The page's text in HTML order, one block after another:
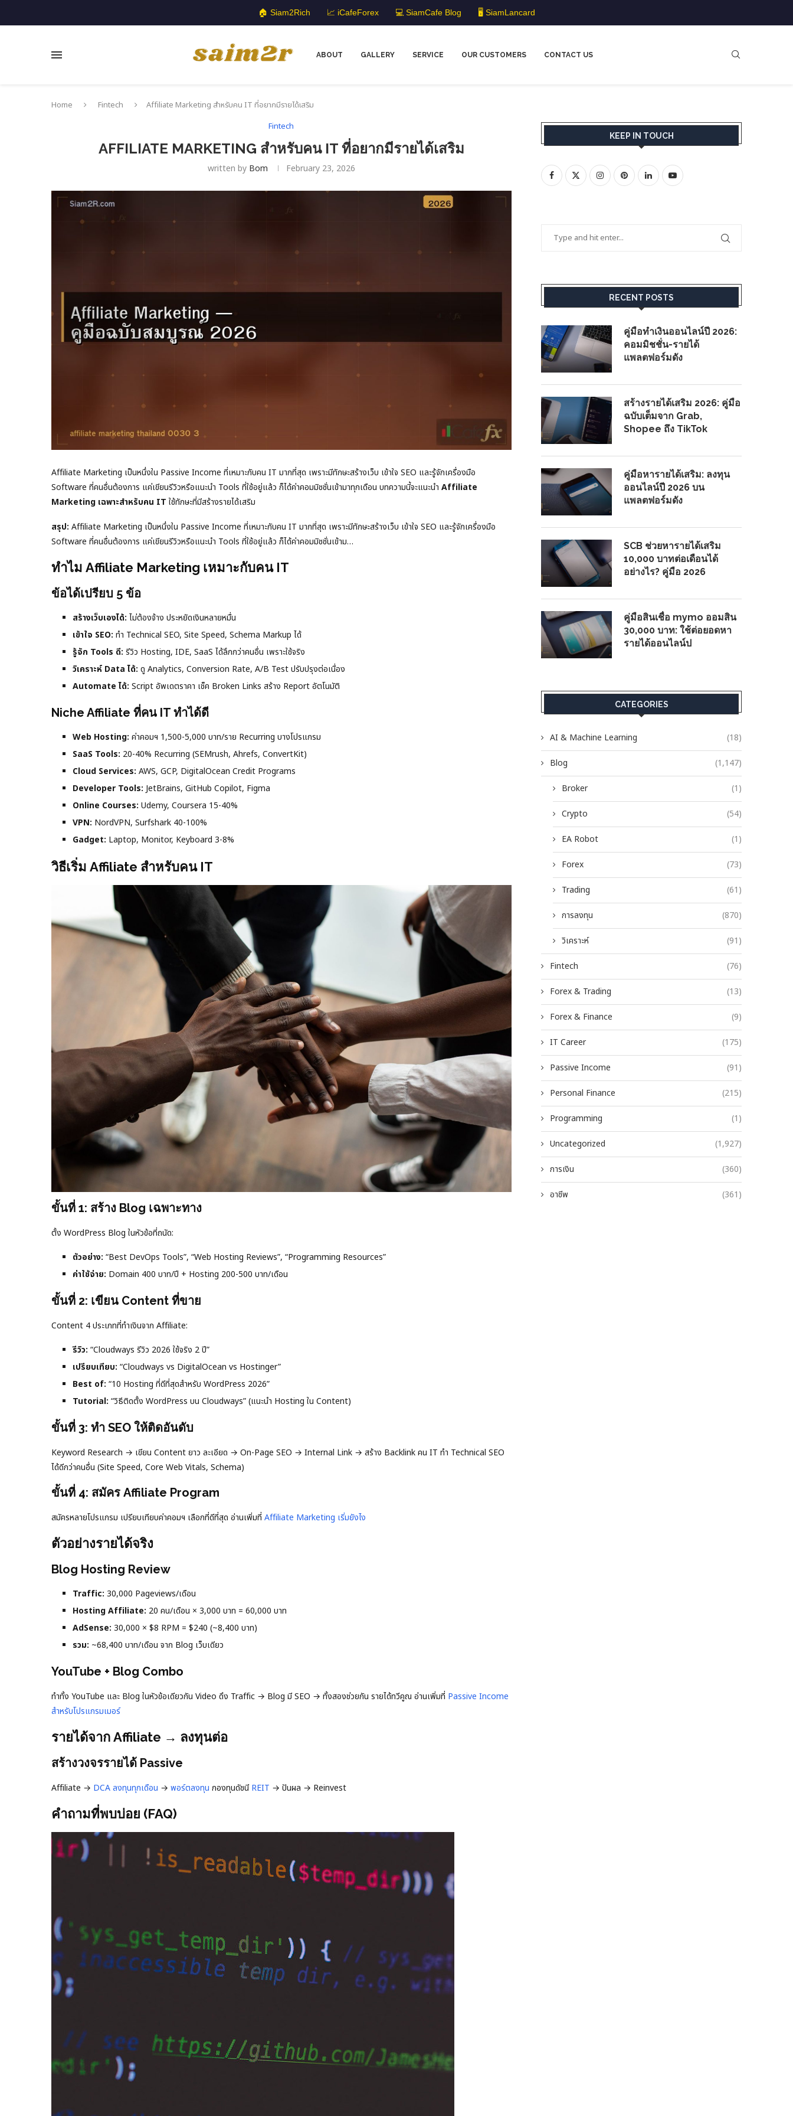
🏠 Siam2Rich 📈 iCafeForex 💻 SiamCafe Blog 🖥️ SiamLancard
ABOUT GALLERY SERVICE OUR CUSTOMERS CONTACT US
Home Fintech
Affiliate Marketing สำหรับคน IT ที่อยากมีรายได้เสริม
Fintech
AFFILIATE MARKETING สำหรับคน IT ที่อยากมีรายได้เสริม
written by Bom February 23, 2026
Affiliate Marketing เป็นหนึ่งใน Passive Income ที่เหมาะกับคน IT มากที่สุด เพราะมีทักษะสร้างเว็บ เข้าใจ SEO และรู้จักเครื่องมือ
Software ที่คนอื่นต้องการ แค่เขียนรีวิวหรือแนะนำ Tools ที่ใช้อยู่แล้ว ก็ได้ค่าคอมมิชชั่นเข้ามาทุกเดือน บทความนี้จะแนะนำ Affiliate
Marketing เฉพาะสำหรับคน ITใช้ทักษะที่มีสร้างรายได้เสริม
สรุป: Affiliate Marketing เป็นหนึ่งใน Passive Income ที่เหมาะกับคน IT มากที่สุด เพราะมีทักษะสร้างเว็บ เข้าใจ SEO และรู้จักเครื่องมือ
Software ที่คนอื่นต้องการ แค่เขียนรีวิวหรือแนะนำ Tools ที่ใช้อยู่แล้ว ก็ได้ค่าคอมมิชชั่นเข้าม…
ทำไม Affiliate Marketing เหมาะกับคน IT
ข้อได้เปรียบ 5 ข้อ
สร้างเว็บเองได้: ไม่ต้องจ้าง ประหยัดเงินหลายหมื่น
เข้าใจ SEO: ทำ Technical SEO, Site Speed, Schema Markup ได้
รู้จัก Tools ดี: รีวิว Hosting, IDE, SaaS ได้ลึกกว่าคนอื่น เพราะใช้จริง
วิเคราะห์ Data ได้: ดู Analytics, Conversion Rate, A/B Test ปรับปรุงต่อเนื่อง
Automate ได้: Script อัพเดตราคา เช็ค Broken Links สร้าง Report อัตโนมัติ
Niche Affiliate ที่คน IT ทำได้ดี
Web Hosting: ค่าคอมฯ 1,500-5,000 บาท/ราย Recurring บางโปรแกรม
SaaS Tools: 20-40% Recurring (SEMrush, Ahrefs, ConvertKit)
Cloud Services: AWS, GCP, DigitalOcean Credit Programs
Developer Tools: JetBrains, GitHub Copilot, Figma
Online Courses: Udemy, Coursera 15-40%
VPN: NordVPN, Surfshark 40-100%
Gadget: Laptop, Monitor, Keyboard 3-8%
วิธีเริ่ม Affiliate สำหรับคน IT
ขั้นที่ 1: สร้าง Blog เฉพาะทาง
ตั้ง WordPress Blog ในหัวข้อที่ถนัด:
ตัวอย่าง: “Best DevOps Tools”, “Web Hosting Reviews”, “Programming Resources”
ค่าใช้จ่าย: Domain 400 บาท/ปี + Hosting 200-500 บาท/เดือน
ขั้นที่ 2: เขียน Content ที่ขาย
Content 4 ประเภทที่ทำเงินจาก Affiliate:
รีวิว: “Cloudways รีวิว 2026 ใช้จริง 2 ปี”
เปรียบเทียบ: “Cloudways vs DigitalOcean vs Hostinger”
Best of: “10 Hosting ที่ดีที่สุดสำหรับ WordPress 2026”
Tutorial: “วิธีติดตั้ง WordPress บน Cloudways” (แนะนำ Hosting ใน Content)
ขั้นที่ 3: ทำ SEO ให้ติดอันดับ
Keyword Research → เขียน Content ยาว ละเอียด → On-Page SEO → Internal Link → สร้าง Backlink คน IT ทำ Technical SEO
ได้ดีกว่าคนอื่น (Site Speed, Core Web Vitals, Schema)
ขั้นที่ 4: สมัคร Affiliate Program
สมัครหลายโปรแกรม เปรียบเทียบค่าคอมฯ เลือกที่ดีที่สุด อ่านเพิ่มที่ Affiliate Marketing เริ่มยังไง
ตัวอย่างรายได้จริง
Blog Hosting Review
Traffic: 30,000 Pageviews/เดือน
Hosting Affiliate: 20 คน/เดือน × 3,000 บาท = 60,000 บาท
AdSense: 30,000 × $8 RPM = $240 (~8,400 บาท)
รวม: ~68,400 บาท/เดือน จาก Blog เว็บเดียว
YouTube + Blog Combo
ทำทั้ง YouTube และ Blog ในหัวข้อเดียวกัน Video ดึง Traffic → Blog มี SEO → ทั้งสองช่วยกัน รายได้ทวีคูณ อ่านเพิ่มที่ Passive Income
สำหรับโปรแกรมเมอร์
รายได้จาก Affiliate → ลงทุนต่อ
สร้างวงจรรายได้ Passive
Affiliate → DCA ลงทุนทุกเดือน → พอร์ตลงทุน กองทุนดัชนี REIT → ปันผล → Reinvest
คำถามที่พบบ่อย (FAQ)
KEEP IN TOUCH
RECENT POSTS
คู่มือทำเงินออนไลน์ปี 2026:
คอมมิชชั่น-รายได้
แพลตฟอร์มดัง
สร้างรายได้เสริม 2026: คู่มือ
ฉบับเต็มจาก Grab,
Shopee ถึง TikTok
คู่มือหารายได้เสริม: ลงทุน
ออนไลน์ปี 2026 บน
แพลตฟอร์มดัง
SCB ช่วยหารายได้เสริม
10,000 บาทต่อเดือนได้
อย่างไร? คู่มือ 2026
คู่มือสินเชื่อ mymo ออมสิน
30,000 บาท: ใช้ต่อยอดหา
รายได้ออนไลน์ป
CATEGORIES
AI & Machine Learning (18)
Blog (1,147)
Broker (1)
Crypto (54)
EA Robot (1)
Forex (73)
Trading (61)
การลงทุน (870)
วิเคราะห์ (91)
Fintech (76)
Forex & Trading (13)
Forex & Finance (9)
IT Career (175)
Passive Income (91)
Personal Finance (215)
Programming (1)
Uncategorized (1,927)
การเงิน (360)
อาชีพ (361)